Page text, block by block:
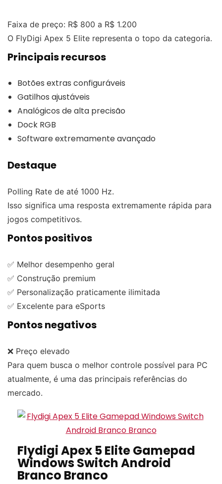
Faixa de preço: R$ 800 a R$ 1.200
O FlyDigi Apex 5 Elite representa o topo da categoria.
Principais recursos
Botões extras configuráveis
Gatilhos ajustáveis
Analógicos de alta precisão
Dock RGB
Software extremamente avançado
Destaque
Polling Rate de até 1000 Hz.
Isso significa uma resposta extremamente rápida para
jogos competitivos.
Pontos positivos
✅ Melhor desempenho geral
✅ Construção premium
✅ Personalização praticamente ilimitada
✅ Excelente para eSports
Pontos negativos
❌ Preço elevado
Para quem busca o melhor controle possível para PC
atualmente, é uma das principais referências do
mercado.
Flydigi Apex 5 Elite Gamepad
Windows Switch Android
Branco Branco